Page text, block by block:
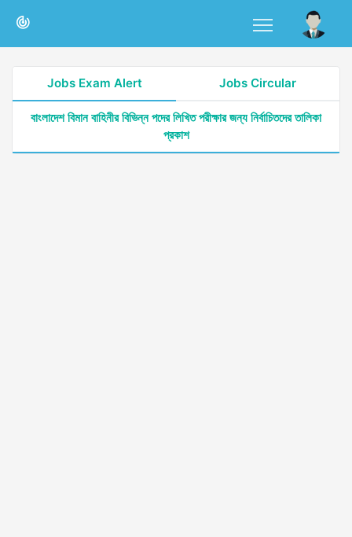
Jobs Exam Alert Jobs Circular
বাংলাদেশ বিমান বাহিনীর বিভিন্ন পদের লিখিত পরীক্ষার জন্য নির্বাচিতদের তালিকা
প্রকাশ